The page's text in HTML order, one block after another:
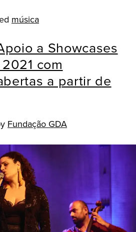
música
a Showcases
com
a partir de
Fundação GDA